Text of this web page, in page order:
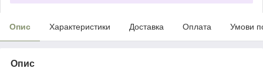
Опис Характеристики Доставка Оплата Умови
Опис